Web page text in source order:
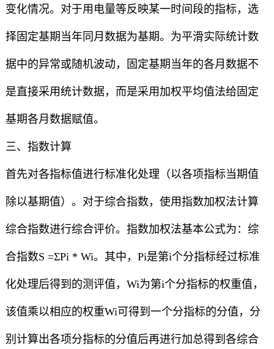
变化情况。对于用电量等反映某一时间段的指标，选
择固定基期当年同月数据为基期。为平滑实际统计数
据中的异常或随机波动，固定基期当年的各月数据不
是直接采用统计数据，而是采用加权平均值法给固定
基期各月数据赋值。
三、指数计算
首先对各指标值进行标准化处理（以各项指标当期值
除以基期值）。对于综合指数，使用指数加权法计算
综合指数进行综合评价。指数加权法基本公式为：综
合指数S =ΣPi * Wi。其中，Pi是第i个分指标经过标准
化处理后得到的测评值，Wi为第i个分指标的权重值，
该值乘以相应的权重Wi可得到一个分指标的分值，分
别计算出各项分指标的分值后再进行加总得到各综合